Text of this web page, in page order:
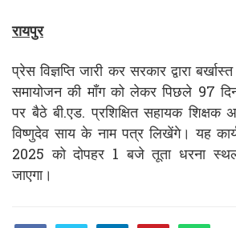
रायपुर
प्रेस विज्ञप्ति जारी कर सरकार द्वारा
समायोजन की माँग को लेकर पिछले 97
पर बैठे बी.एड. प्रशिक्षित सहायक
विष्णुदेव साय के नाम पत्र लिखेंगे। यह
2025 को दोपहर 1 बजे तूता धरना
जाएगा।